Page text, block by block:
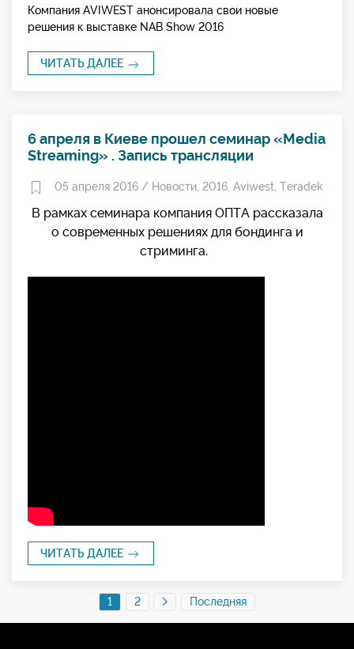
Компания AVIWEST анонсировала свои новые
решения к выставке NAB Show 2016
ЧИТАТЬ ДАЛЕЕ
6 апреля в Киеве прошел семинар «Media
Streaming» . Запись трансляции
05 апреля 2016 / Новости, 2016, Aviwest, Teradek
В рамках семинара компания ОПТА рассказала
о современных решениях для бондинга и
стриминга.
ЧИТАТЬ ДАЛЕЕ
1 2 Последняя